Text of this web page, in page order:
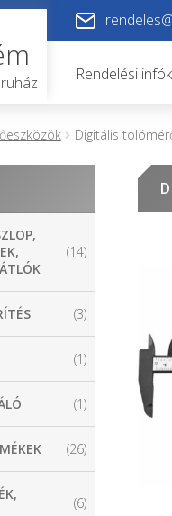
Rendelési infók
Digitális
(14)
(3)
(1)
(1)
(26)
(6)